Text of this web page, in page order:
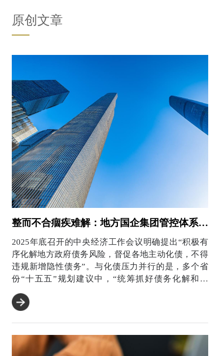
原创文章
整而不合痼疾难解：地方国企集团管控体系的三个薄弱环节
2025年底召开的中央经济工作会议明确提出“积极有
序化解地方政府债务风险，督促各地主动化债，不得
违规新增隐性债务”。与化债压力并行的是，多个省
份“十五五”规划建议中，“统筹抓好债务化解和安